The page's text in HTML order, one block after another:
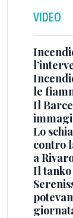
VIDEO
le
Il
Lo
contro
a
Il